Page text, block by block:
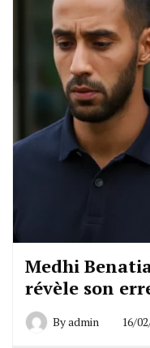
Medhi
révèle son
Byadmin 16/